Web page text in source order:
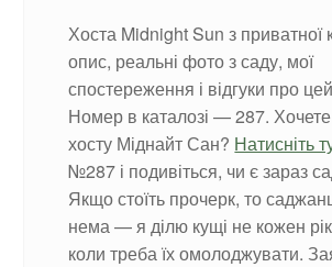
Хоста Midnight Sun з приватної
опис, реальні фото з саду, мої
спостереження і відгуки про
Номер в каталозі — 287. Хочете
хосту Міднайт Сан? Натисніть
№287 і подивіться, чи є зараз
Якщо стоїть прочерк, то
нема — я ділю кущі не кожен
коли треба їх омолоджувати.